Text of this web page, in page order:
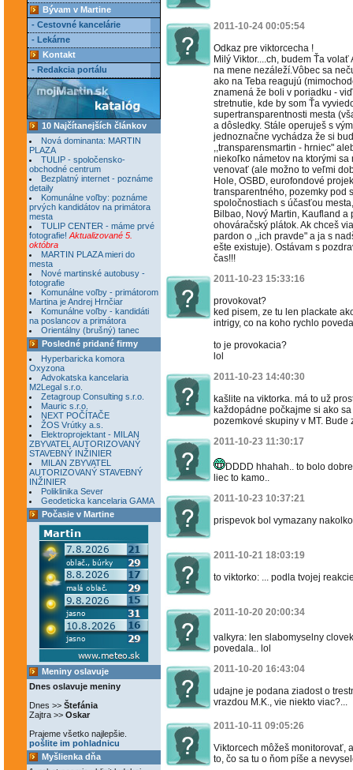
Bývam v Martine
- Cestovné kancelárie
- Lekárne
Kontakt
- Redakcia portálu
10 Najčítanejších článkov
Nová dominanta: MARTIN
PLAZA
TULIP - spoločensko-
obchodné centrum
Bezplatný internet - poznáme
detaily
Komunálne voľby: poznáme
prvých kandidátov na primátora
mesta
TULIP CENTER - máme prvé
fotografie! Aktualizované 5.
októbra
MARTIN PLAZA mieri do
mesta
Nové martinské autobusy -
fotografie
Komunálne voľby - primátorom
Martina je Andrej Hrnčiar
Komunálne voľby - kandidáti
na poslancov a primátora
Orientálny (brušný) tanec
Posledné pridané firmy
Hyperbaricka komora
Oxyzona
Advokatska kancelaria
M2Legal s.r.o.
Zetagroup Consulting s.r.o.
Mauric s.r.o.
NEXT POČÍTAČE
ŽOS Vrútky a.s.
Elektroprojektant - MILAN
ZBYVATEL AUTORIZOVANÝ
STAVEBNÝ INŽINIER
MILAN ZBYVATEL
AUTORIZOVANÝ STAVEBNÝ
INŽINIER
Poliklinika Sever
Geodeticka kancelaria GAMA
Počasie v Martine
Meniny oslavuje
Dnes oslavuje meniny
Dnes >> Štefánia
Zajtra >> Oskar
Prajeme všetko najlepšie.
pošlite im pohladnicu
Myšlienka dňa
2011-10-24 00:05:54
Odkaz pre viktorcecha !
Milý Viktor....ch, budem Ťa
na mene nezáleží.Vôbec sa
ako na Teba reagujú
znamená že boli v poriadku -
stretnutie, kde by som Ťa
supertransparentnosti mesta
a dôsledky. Stále operuješ s
jednoznačne vychádza že si
,,transparensmartin - hrniec"
niekoľko námetov na ktorými
venovať (ale možno to veľmi
Hole, OSBD, eurofondové
transparentného, pozemky pod
spoločnostiach s účasťou
Bilbao, Nový Martin, Kaufland
ohováračský plátok. Ak chceš
pardon o ,,ich pravde" a ja s
ešte existuje). Ostávam s
čas!!!
2011-10-23 15:33:16
provokovat?
ked pisem, ze tu len plackate
intrigy, co na koho rychlo
to je provokacia?
lol
2011-10-23 14:40:30
kašlite na viktorka. má to už
každopádne počkajme si ako
pozemkové skupiny v MT.
2011-10-23 11:30:17
DDDD hhahah.. to bolo
liec to kamo..
2011-10-23 10:37:21
prispevok bol vymazany
2011-10-21 18:03:19
to viktorko: ... podla tvojej
2011-10-20 20:00:34
valkyra: len slabomyselny
povedala.. lol
2011-10-20 16:43:04
udajne je podana ziadost o
vrazdou M.K., vie niekto viac?...
2011-10-11 09:05:26
Viktorcech môžeš monitorovať,
to, čo sa tu o ňom píše a